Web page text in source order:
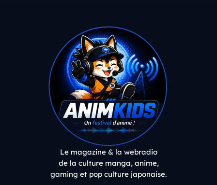
Le magazine & la webradio
de la culture manga, anime,
gaming et pop culture japonaise.